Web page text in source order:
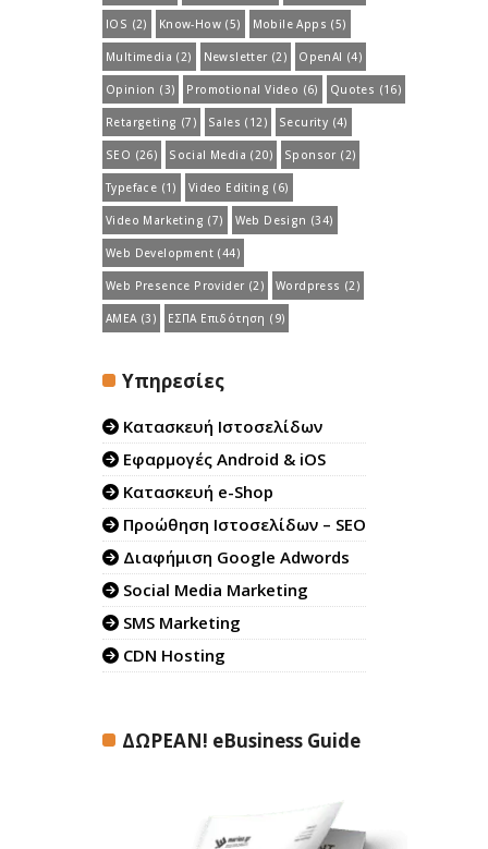
IOS (2) Know-How (5) Mobile Apps (5)
Multimedia (2) Newsletter (2) OpenAI (4)
Opinion (3) Promotional Video (6) Quotes (16)
Retargeting (7) Sales (12) Security (4)
SEO (26) Social Media (20) Sponsor (2)
Typeface (1) Video Editing (6)
Video Marketing (7) Web Design (34)
Web Development (44)
Web Presence Provider (2) Wordpress (2)
ΑΜΕΑ(3) ΕΣΠΑ Επιδότηση (9)
Υπηρεσίες
Κατασκευή Ιστοσελίδων
Εφαρμογές Android & iOS
Κατασκευή e-Shop
Προώθηση Ιστοσελίδων – SEO
Διαφήμιση Google Adwords
Social Media Marketing
SMS Marketing
CDN Hosting
ΔΩΡΕΑΝ! eBusiness Guide